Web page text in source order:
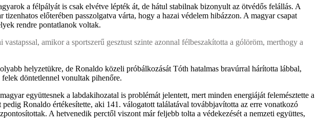
a félpályát is csak elvétve lépték át, de hátul stabilnak bizonyult az ötvédős felállás. A
előterében passzolgatva várta, hogy a hazai védelem hibázzon. A magyar csapat
rendre pontatlanok voltak.
amikor a sportszerű gesztust szinte azonnal félbeszakította a gólöröm, merthogy a
helyzetükre, de Ronaldo közeli próbálkozását Tóth hatalmas bravúrral hárította lábbal,
döntetlennel vonultak pihenőre.
együttesnek a labdakihozatal is problémát jelentett, mert minden energiáját felemésztette a
Ronaldo értékesítette, aki 141. válogatott találatával továbbjavította az erre vonatkozó
A hetvenedik perctől viszont már feljebb tolta a védekezését a nemzeti együttes,